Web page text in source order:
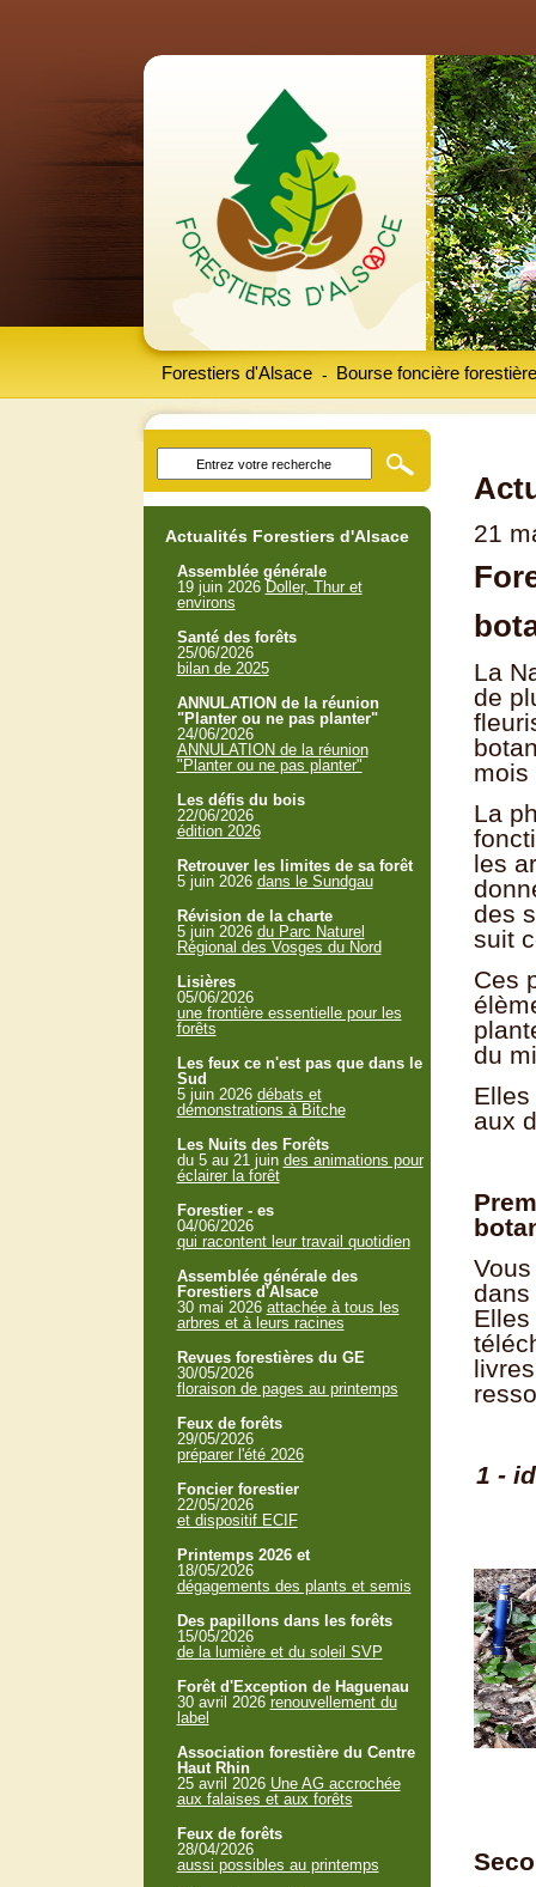
Forestiers d'Alsace Bourse foncière forestière
-
21
La
de
mois
La
les
des
suit
Ces
du
aux
dans
1 -
Actualités Forestiers d'Alsace
Assemblée générale
19 juin 2026 Doller, Thur et
environs
Santé des forêts
25/06/2026
bilan de 2025
ANNULATION de la réunion
"Planter ou ne pas planter"
24/06/2026
ANNULATION de la réunion
"Planter ou ne pas planter"
Les défis du bois
22/06/2026
édition 2026
Retrouver les limites de sa forêt
5 juin 2026 dans le Sundgau
Révision de la charte
5 juin 2026 du Parc Naturel
Régional des Vosges du Nord
Lisières
05/06/2026
une frontière essentielle pour les
forêts
Les feux ce n'est pas que dans le
Sud
5 juin 2026 débats et
démonstrations à Bitche
Les Nuits des Forêts
du 5 au 21 juin des animations pour
éclairer la forêt
Forestier - es
04/06/2026
qui racontent leur travail quotidien
Assemblée générale des
Forestiers d'Alsace
30 mai 2026 attachée à tous les
arbres et à leurs racines
Revues forestières du GE
30/05/2026
floraison de pages au printemps
Feux de forêts
29/05/2026
préparer l'été 2026
Foncier forestier
22/05/2026
et dispositif ECIF
Printemps 2026 et
18/05/2026
dégagements des plants et semis
Des papillons dans les forêts
15/05/2026
de la lumière et du soleil SVP
Forêt d'Exception de Haguenau
30 avril 2026 renouvellement du
label
Association forestière du Centre
Haut Rhin
25 avril 2026 Une AG accrochée
aux falaises et aux forêts
Feux de forêts
28/04/2026
aussi possibles au printemps